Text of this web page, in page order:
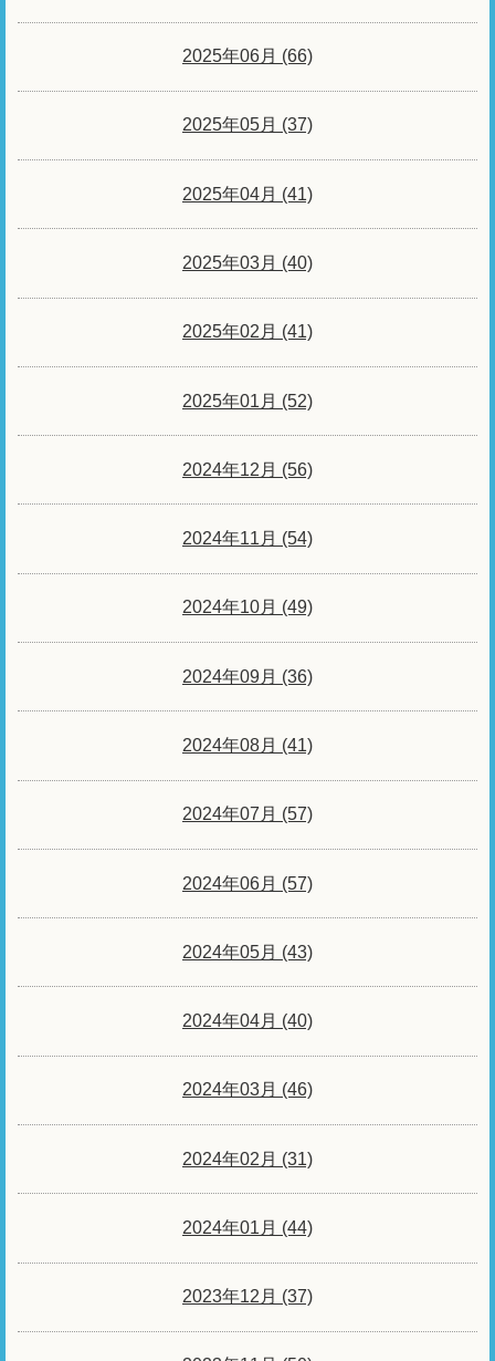
2025年06月 (66)
2025年05月 (37)
2025年04月 (41)
2025年03月 (40)
2025年02月 (41)
2025年01月 (52)
2024年12月 (56)
2024年11月 (54)
2024年10月 (49)
2024年09月 (36)
2024年08月 (41)
2024年07月 (57)
2024年06月 (57)
2024年05月 (43)
2024年04月 (40)
2024年03月 (46)
2024年02月 (31)
2024年01月 (44)
2023年12月 (37)